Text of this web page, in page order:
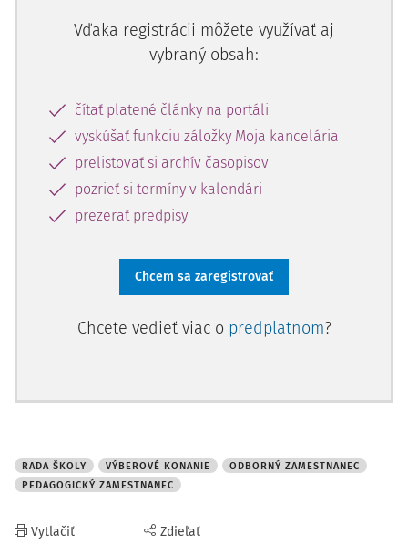
Vďaka registrácii môžete využívať aj
vybraný obsah:
čítať platené články na portáli
vyskúšať funkciu záložky Moja kancelária
prelistovať si archív časopisov
pozrieť si termíny v kalendári
prezerať predpisy
Chcem sa zaregistrovať
Chcete vedieť viac o predplatnom?
RADA ŠKOLY VÝBEROVÉ KONANIE
ODBORNÝ ZAMESTNANEC
PEDAGOGICKÝ ZAMESTNANEC
Vytlačiť Zdieľať